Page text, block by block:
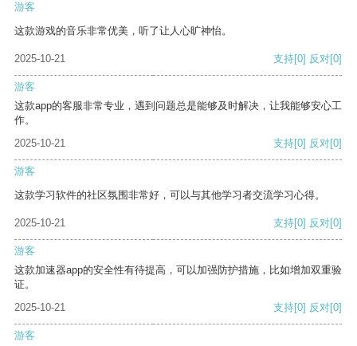
游客
这款游戏的音乐非常优美，听了让人心旷神怡。
2025-10-21 支持[0] 反对[0]
游客
这款app的客服非常专业，遇到问题总是能够及时解决，让我能够安心工
作。
2025-10-21
支持[0] 反对[0]
游客
这款学习软件的社区氛围非常好，可以与其他学习者交流学习心得。
2025-10-21 支持[0] 反对[0]
游客
这款加速器app的安全性有待提高，可以加强防护措施，比如增加双重验
证。
2025-10-21
支持[0] 反对[0]
游客